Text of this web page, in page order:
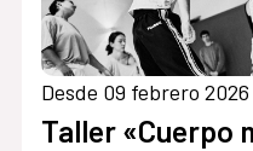
Desde 09 febrero
Taller «Cuerpo